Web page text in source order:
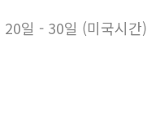
일 - 30일 (미국시간)